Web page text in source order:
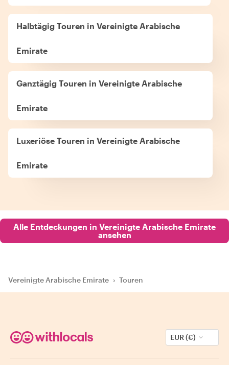
Halbtägig Touren in Vereinigte Arabische
Emirate
Ganztägig Touren in Vereinigte Arabische
Emirate
Luxeriöse Touren in Vereinigte Arabische
Emirate
Alle Entdeckungen in Vereinigte Arabische Emirate
ansehen
Vereinigte Arabische Emirate › Touren
EUR (€)